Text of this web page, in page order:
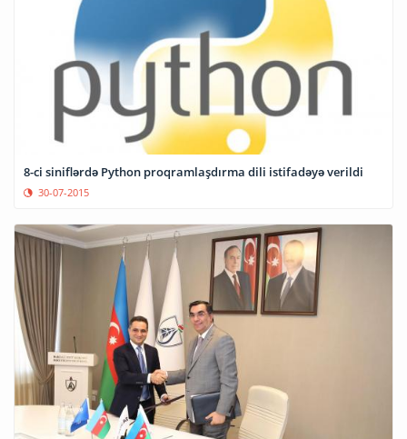
8-ci siniflərdə Python proqramlaşdırma dili istifadəyə verildi
30-07-2015